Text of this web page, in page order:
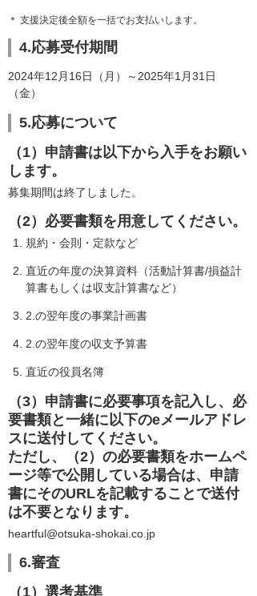
＊ 支援決定後全額を一括でお支払いします。
4.応募受付期間
2024年12月16日（月）～2025年1月31日
（金）
5.応募について
（1）申請書は以下から入手をお願い
します。
募集期間は終了しました。
（2）必要書類を用意してください。
規約・会則・定款など
直近の年度の決算資料（活動計算書/損益計
算書もしくは収支計算書など）
2.の翌年度の事業計画書
2.の翌年度の収支予算書
直近の役員名簿
（3）申請書に必要事項を記入し、必
要書類と一緒に以下のeメールアドレ
スに送付してください。
ただし、（2）の必要書類をホームペ
ージ等で公開している場合は、申請
書にそのURLを記載することで送付
は不要となります。
heartful@otsuka-shokai.co.jp
6.審査
（1）選考基準